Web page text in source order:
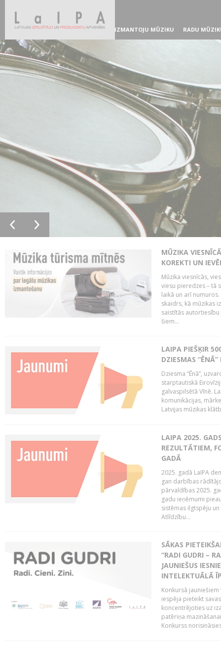
IZMANTOJU MŪZIKU RADU
MŪZIKA
KOREKTI UN
Mūzika viesnīcās,
viesu pieredzes – tā
laikā un arī
skaidrs, kā mūzikas
saistītās
šiem...
LAIPA PIEŠĶIR
DZIESMAS
Dziesma “Ēnā”,
starptautiskā
galvaspilsētā Vīnē.
komunikācijas,
Latvijas mūzikas
LAIPA 2025.
REZULTĀTIEM,
GADĀ
2025. gadā LaIPA
gan darbības
pārvaldības 2025.
gadu ieņēmumi
sistēmas ilgtspēju
Atlīdzību...
SĀKAS
“RADI GUDRI –
JAUNIEŠUS
INTELEKTUĀLĀ
Konkursā
iespēja pieteikt
koncentrējoties uz
patēriņa
Konkurss